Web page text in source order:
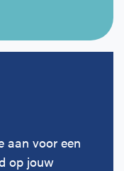
iedereen
aan voor een
op jouw